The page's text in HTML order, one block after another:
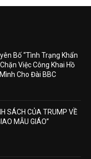
Bố “Tình Trạng Khẩn
Việc Công Khai Hồ
Cho Đài BBC
SÁCH CỦA TRUMP VỀ
MẪU GIÁO”